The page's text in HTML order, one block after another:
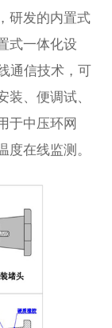
研发的内置式
式一体化设
通信技术，可
装、便调试、
于中压环网
度在线监测。